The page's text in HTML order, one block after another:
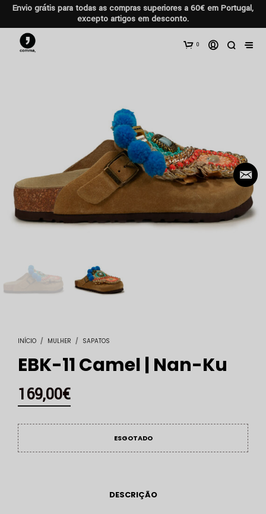
Envio grátis para todas as compras superiores a 60€ em Portugal,
excepto artigos em desconto.
0
INÍCIO / MULHER / SAPATOS
EBK-11 Camel | Nan-Ku
169,00€
ESGOTADO
DESCRIÇÃO